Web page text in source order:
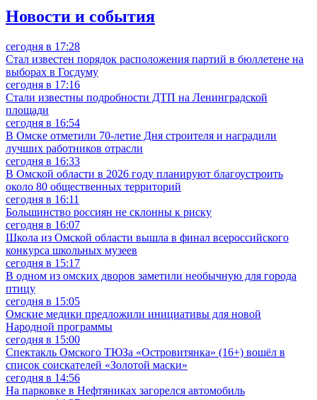
Новости и события
сегодня в 17:28
Стал известен порядок расположения партий в бюллетене на
выборах в Госдуму
сегодня в 17:16
Стали известны подробности ДТП на Ленинградской
площади
сегодня в 16:54
В Омске отметили 70-летие Дня строителя и наградили
лучших работников отрасли
сегодня в 16:33
В Омской области в 2026 году планируют благоустроить
около 80 общественных территорий
сегодня в 16:11
Большинство россиян не склонны к риску
сегодня в 16:07
Школа из Омской области вышла в финал всероссийского
конкурса школьных музеев
сегодня в 15:17
В одном из омских дворов заметили необычную для города
птицу
сегодня в 15:05
Омские медики предложили инициативы для новой
Народной программы
сегодня в 15:00
Спектакль Омского ТЮЗа «Островитянка» (16+) вошёл в
список соискателей «Золотой маски»
сегодня в 14:56
На парковке в Нефтяниках загорелся автомобиль